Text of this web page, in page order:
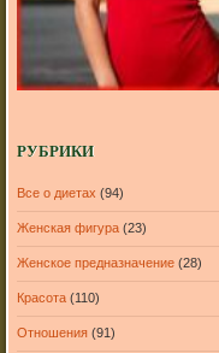
РУБРИКИ
Все о диетах (94)
Женская фигура(23)
Женское предназначение(28)
Красота(110)
Отношения(91)